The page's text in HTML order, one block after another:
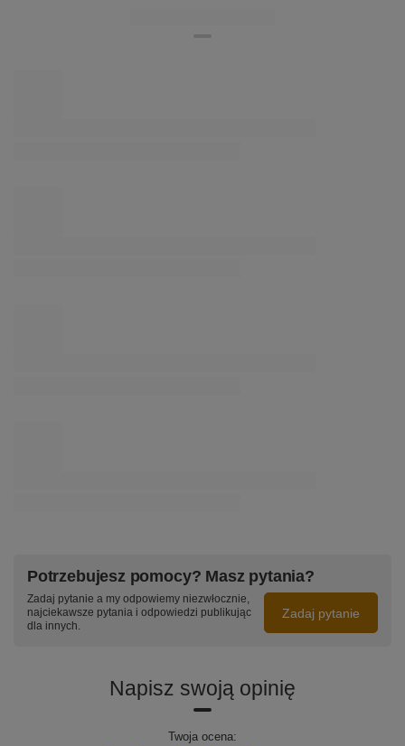
Potrzebujesz pomocy? Masz pytania?
Zadaj pytanie a my odpowiemy niezwłocznie,
najciekawsze pytania i odpowiedzi publikując
dla innych.
Zadaj pytanie
Napisz swoją opinię
Twoja ocena: